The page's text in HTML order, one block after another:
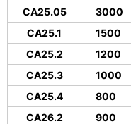
CA25.05 3000
CA25.1
1500
CA25.2
1200
CA25.3
1000
CA25.4
800
CA26.2
900